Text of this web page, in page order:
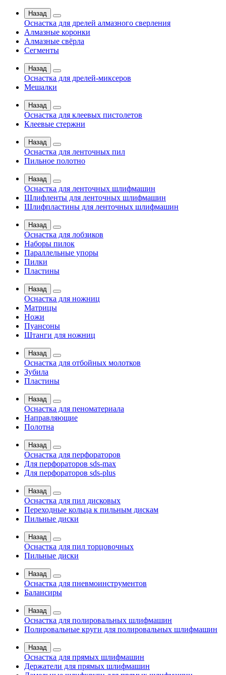
Назад
Оснастка для дрелей алмазного сверления
Алмазные коронки
Алмазные свёрла
Сегменты
Назад
Оснастка для дрелей-миксеров
Мешалки
Назад
Оснастка для клеевых пистолетов
Клеевые стержни
Назад
Оснастка для ленточных пил
Пильное полотно
Назад
Оснастка для ленточных шлифмашин
Шлифленты для ленточных шлифмашин
Шлифпластины для ленточных шлифмашин
Назад
Оснастка для лобзиков
Наборы пилок
Параллельные упоры
Пилки
Пластины
Назад
Оснастка для ножниц
Матрицы
Ножи
Пуансоны
Штанги для ножниц
Назад
Оснастка для отбойных молотков
Зубила
Пластины
Назад
Оснастка для пеноматериала
Направляющие
Полотна
Назад
Оснастка для перфораторов
Для перфораторов sds-max
Для перфораторов sds-plus
Назад
Оснастка для пил дисковых
Переходные кольца к пильным дискам
Пильные диски
Назад
Оснастка для пил торцовочных
Пильные диски
Назад
Оснастка для пневмоинструментов
Балансиры
Назад
Оснастка для полировальных шлифмашин
Полировальные круги для полировальных шлифмашин
Назад
Оснастка для прямых шлифмашин
Держатели для прямых шлифмашин